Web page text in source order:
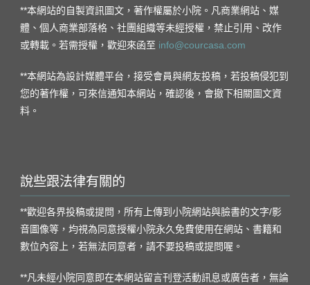
**本網站的自製資訊圖文，著作權屬於小院。凡商業網站、媒
體、個人商業部落格、社團組織等未經授權，禁止引用、改作
或轉載。若需授權，歡迎來函至 info@courcasa.com
**本網站為設計媒體平台，接受會員與網友投稿，若投稿侵犯到
您的著作權，可來信通知本網站，確認後，會撤下相關圖文資
料。
說些跟法律有關的
**歡迎各界投稿或提問，所有上傳到小院網站與臉書的文字/影
音圖像等，均視為同意授權小院永久免費使用在網站、書籍和
數位內容上，若無法同意者，請不要投稿或提問喔。
**凡未經小院同意即在本網站留言刊登活動訊息或廣告者，無論